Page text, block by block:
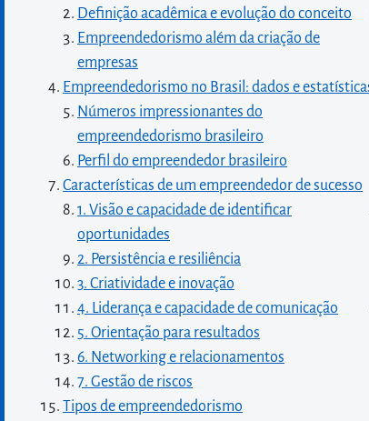
Definição acadêmica e evolução do conceito
Empreendedorismo além da criação de
empresas
Empreendedorismo no Brasil: dados e
Números impressionantes do
empreendedorismo brasileiro
Perfil do empreendedor brasileiro
Características de um empreendedor de sucesso
1. Visão e capacidade de identificar
oportunidades
2. Persistência e resiliência
3. Criatividade e inovação
4. Liderança e capacidade de comunicação
5. Orientação para resultados
6. Networking e relacionamentos
7. Gestão de riscos
Tipos de empreendedorismo